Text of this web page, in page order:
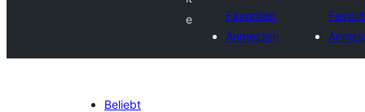
e
Favoriten
Anmelden
Beliebt